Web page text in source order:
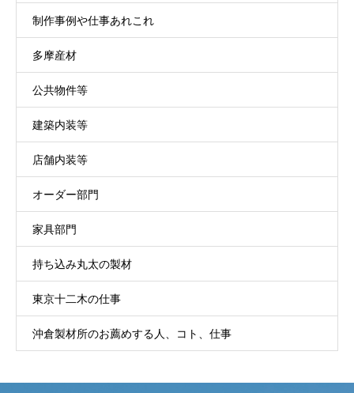
制作事例や仕事あれこれ
多摩産材
公共物件等
建築内装等
店舗内装等
オーダー部門
家具部門
持ち込み丸太の製材
東京十二木の仕事
沖倉製材所のお薦めする人、コト、仕事